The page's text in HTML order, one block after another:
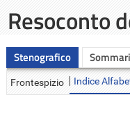
Resoconto
Stenografico
Frontespizio Indice